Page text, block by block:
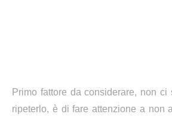
Primo fattore da considerare, non ci
ripeterlo, è di fare attenzione a non